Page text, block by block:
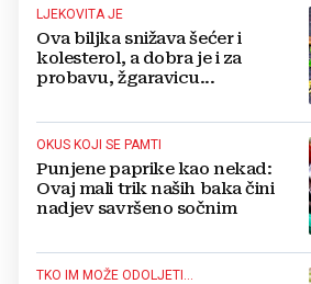
LJEKOVITA JE
Ova biljka snižava šećer i
kolesterol, a dobra je i za
probavu, žgaravicu...
OKUS KOJI SE PAMTI
Punjene paprike kao nekad:
Ovaj mali trik naših baka čini
nadjev savršeno sočnim
TKO IM MOŽE ODOLJETI...